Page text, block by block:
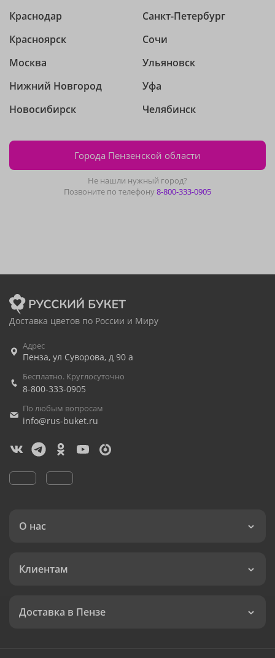
Краснодар
Красноярск
Москва
Нижний Новгород
Новосибирск
Санкт-Петербург
Сочи
Ульяновск
Уфа
Челябинск
Города Пензенской области
Не нашли нужный город?
Позвоните по телефону8-800-333-0905
Доставка цветов по России и Миру
Адрес
Пенза, ул Суворова, д 90 а
Бесплатно. Круглосуточно
8-800-333-0905
По любым вопросам
info@rus-buket.ru
О нас
Клиентам
Доставка в Пензе